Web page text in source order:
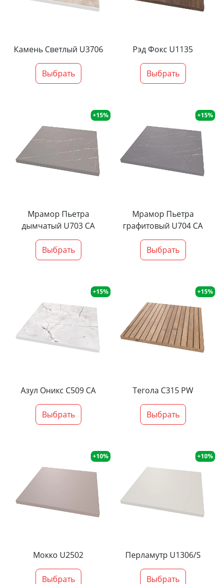
Камень Светлый U3706
Выбрать
Рэд Фокс U1135
Выбрать
+15%
Мрамор Пьетра
дымчатый U703 CA
Выбрать
+15%
Мрамор Пьетра
графитовый U704 CA
Выбрать
+15%
Азул Оникс С509 СА
Выбрать
+15%
Тегола С315 PW
Выбрать
+10%
Мокко U2502
Выбрать
+10%
Перламутр U1306/S
Выбрать